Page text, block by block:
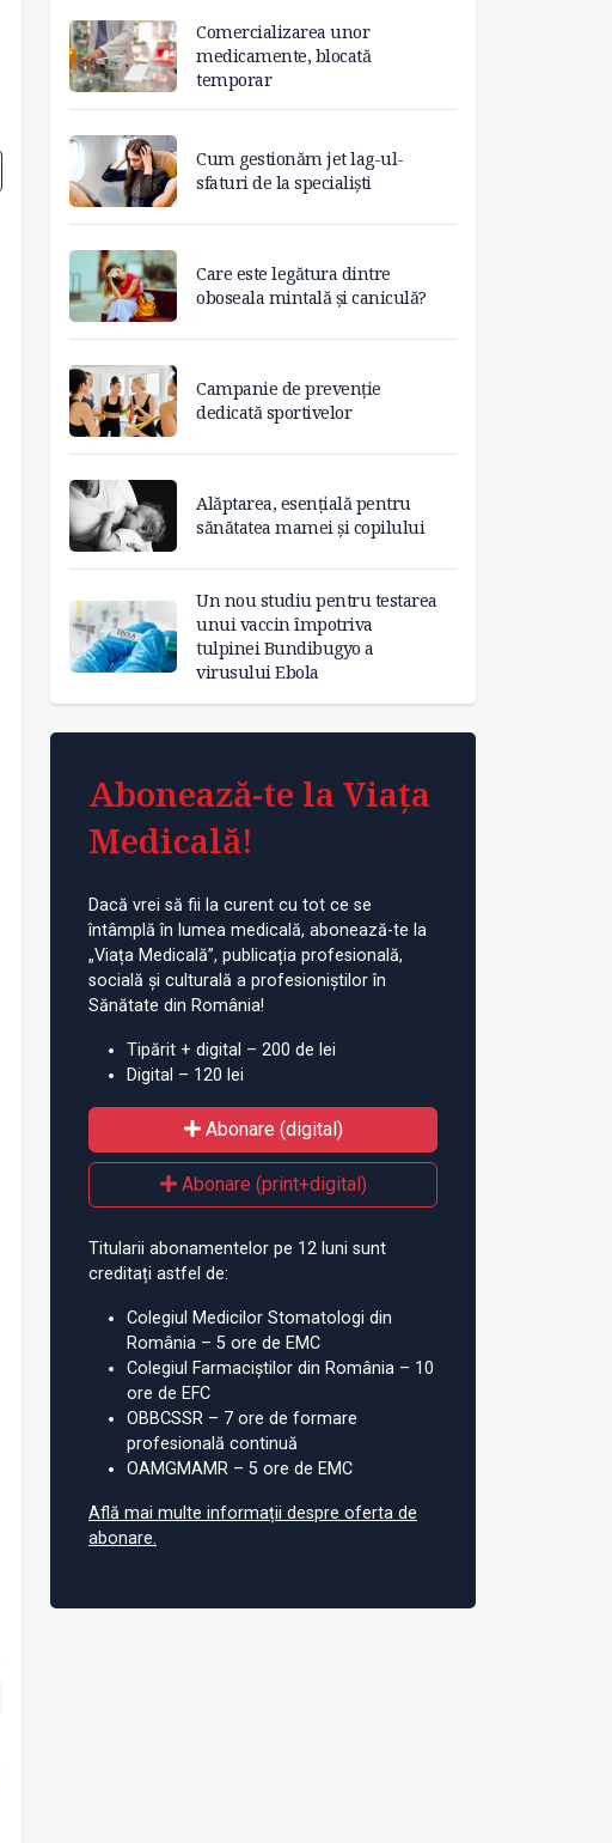
Comercializarea unor
medicamente, blocată
temporar
Cum gestionăm jet lag-ul-
sfaturi de la specialiști
Care este legătura dintre
oboseala mintală și caniculă?
Campanie de prevenție
dedicată sportivelor
Alăptarea, esențială pentru
sănătatea mamei și copilului
Un nou studiu pentru testarea
unui vaccin împotriva
tulpinei Bundibugyo a
virusului Ebola
Abonează-te la Viața
Medicală!
Dacă vrei să fii la curent cu tot ce se
întâmplă în lumea medicală, abonează-te la
„Viața Medicală”, publicația profesională,
socială și culturală a profesioniștilor în
Sănătate din România!
Tipărit + digital – 200 de lei
Digital – 120 lei
Abonare (digital)
Abonare (print+digital)
Titularii abonamentelor pe 12 luni sunt
creditați astfel de:
Colegiul Medicilor Stomatologi din
România – 5 ore de EMC
Colegiul Farmaciștilor din România – 10
ore de EFC
OBBCSSR – 7 ore de formare
profesională continuă
OAMGMAMR – 5 ore de EMC
Află mai multe informații despre oferta de
abonare.